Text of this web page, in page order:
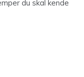
du skal kende